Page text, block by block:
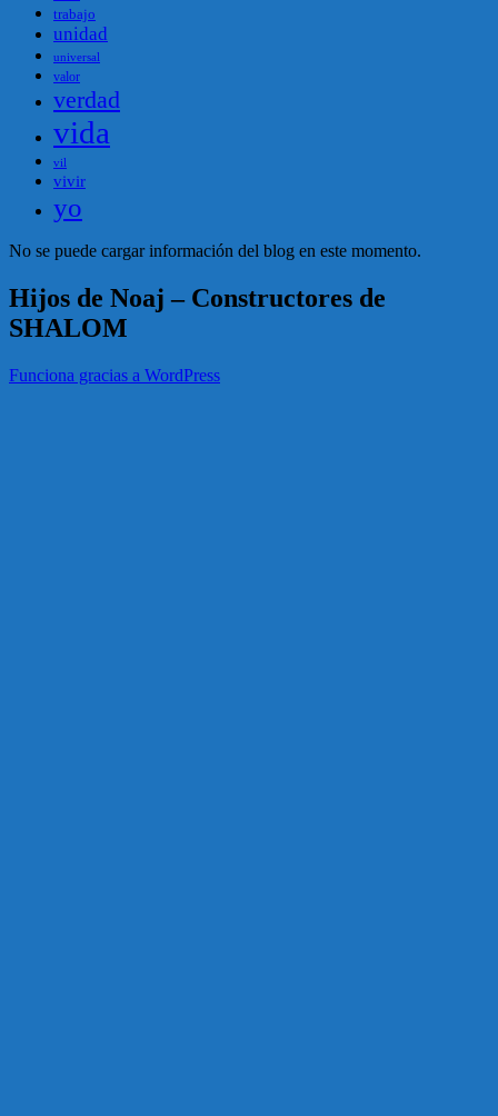
trabajo
unidad
universal
valor
verdad
vida
vil
vivir
yo
No se puede cargar información del blog en este momento.
Hijos de Noaj – Constructores de
SHALOM
Funciona gracias a WordPress